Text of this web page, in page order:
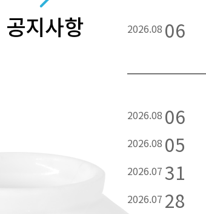
공지사항 2026.08 06
2026.08 06
2026.08 05
2026.07 31
2026.07 28